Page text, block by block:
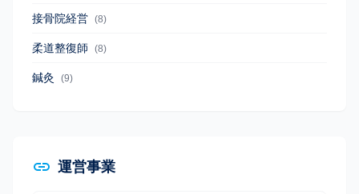
接骨院経営 (8)
柔道整復師 (8)
鍼灸 (9)
運営事業